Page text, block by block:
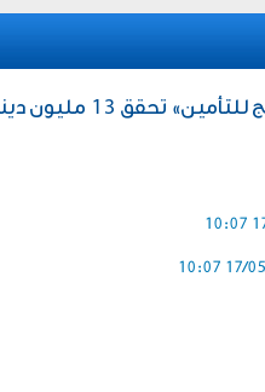
إقتصاد / «الخليج
17/05/